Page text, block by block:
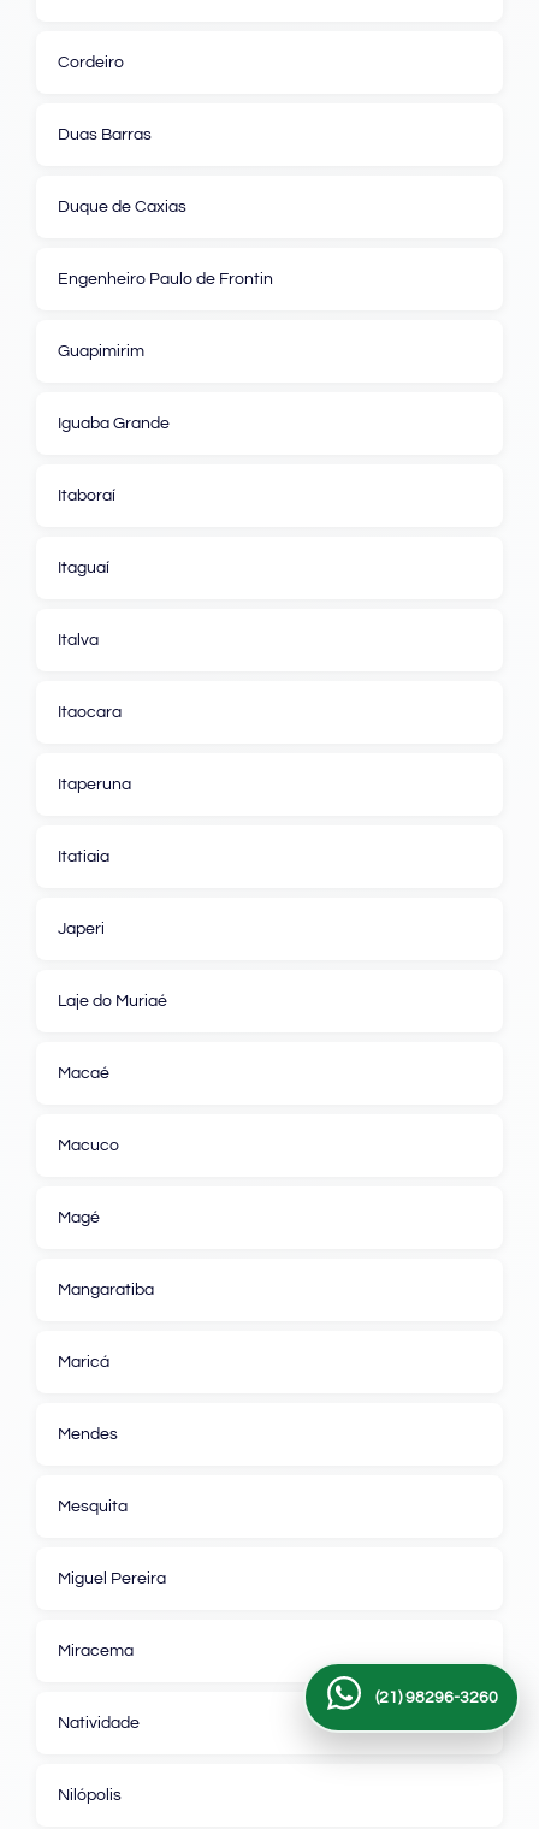
Cordeiro
Duas Barras
Duque de Caxias
Engenheiro Paulo de Frontin
Guapimirim
Iguaba Grande
Itaboraí
Itaguaí
Italva
Itaocara
Itaperuna
Itatiaia
Japeri
Laje do Muriaé
Macaé
Macuco
Magé
Mangaratiba
Maricá
Mendes
Mesquita
Miguel Pereira
Miracema
Natividade
Nilópolis
(21) 98296-3260